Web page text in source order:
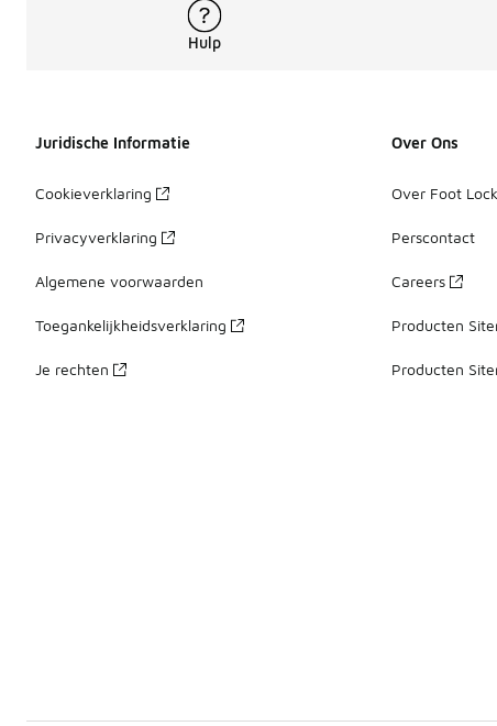
Hulp
Juridische Informatie
Cookieverklaring
Privacyverklaring
Algemene voorwaarden
Toegankelijkheidsverklaring
Je rechten
Over Ons
Over Foot
Perscontact
Careers
Producten
Producten